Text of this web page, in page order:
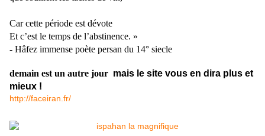
Car cette période est dévote
Et c’est le temps de l’abstinence. »
- Hâfez immense poète persan du 14° siecle
demain est un autre jour mais le site vous en dira plus et
mieux !
http://faceiran.fr/